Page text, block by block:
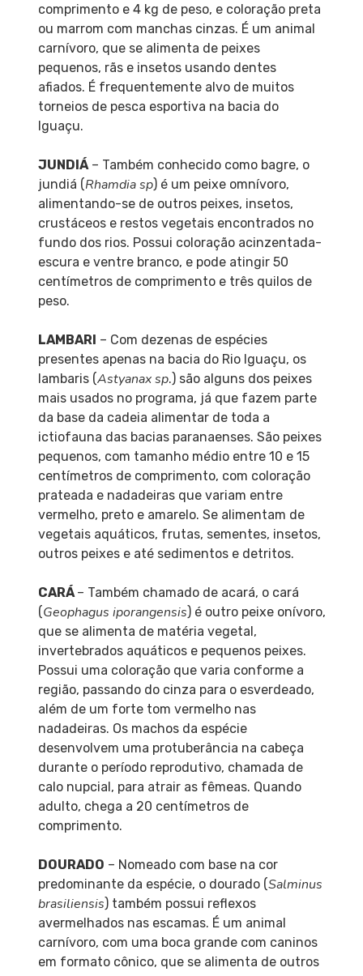
comprimento e 4 kg de peso, e coloração preta
ou marrom com manchas cinzas. É um animal
carnívoro, que se alimenta de peixes
pequenos, rãs e insetos usando dentes
afiados. É frequentemente alvo de muitos
torneios de pesca esportiva na bacia do
Iguaçu.
JUNDIÁ– Também conhecido como bagre, o
jundiá (Rhamdia sp) é um peixe omnívoro,
alimentando-se de outros peixes, insetos,
crustáceos e restos vegetais encontrados no
fundo dos rios. Possui coloração acinzentada-
escura e ventre branco, e pode atingir 50
centímetros de comprimento e três quilos de
peso.
LAMBARI – Com dezenas de espécies
presentes apenas na bacia do Rio Iguaçu, os
lambaris (Astyanax sp.) são alguns dos peixes
mais usados no programa, já que fazem parte
da base da cadeia alimentar de toda a
ictiofauna das bacias paranaenses. São peixes
pequenos, com tamanho médio entre 10 e 15
centímetros de comprimento, com coloração
prateada e nadadeiras que variam entre
vermelho, preto e amarelo. Se alimentam de
vegetais aquáticos, frutas, sementes, insetos,
outros peixes e até sedimentos e detritos.
CARÁ – Também chamado de acará, o cará
(Geophagus iporangensis) é outro peixe onívoro,
que se alimenta de matéria vegetal,
invertebrados aquáticos e pequenos peixes.
Possui uma coloração que varia conforme a
região, passando do cinza para o esverdeado,
além de um forte tom vermelho nas
nadadeiras. Os machos da espécie
desenvolvem uma protuberância na cabeça
durante o período reprodutivo, chamada de
calo nupcial, para atrair as fêmeas. Quando
adulto, chega a 20 centímetros de
comprimento.
DOURADO – Nomeado com base na cor
predominante da espécie, o dourado (Salminus
brasiliensis) também possui reflexos
avermelhados nas escamas. É um animal
carnívoro, com uma boca grande com caninos
em formato cônico, que se alimenta de outros